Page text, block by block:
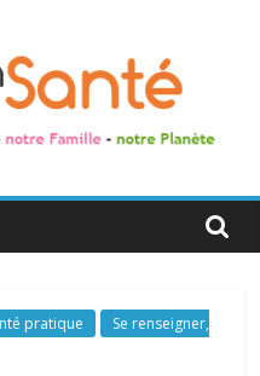
pratique
Se renseigner,